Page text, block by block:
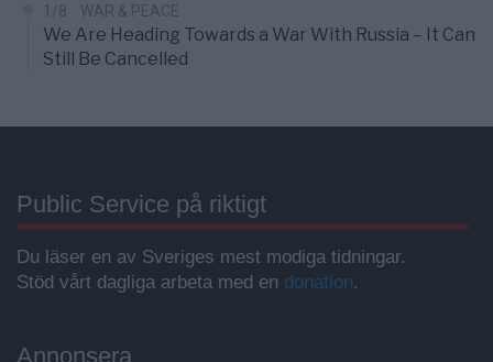
1/8 WAR & PEACE
We Are Heading Towards a War With Russia – It Can
Still Be Cancelled
Public Service på riktigt
Du läser en av Sveriges mest modiga tidningar.
Stöd vårt dagliga arbeta med en donation.
Annonsera